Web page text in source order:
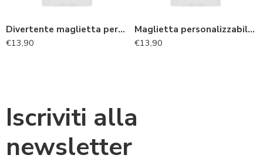
Divertente maglietta personalizzabile con il tuo nome “Sua magnificenza va benissimo”
€13,90
Maglietta personalizzabile unisex divertente “E arrivaci tu così”
€13,90
Iscriviti alla
newsletter